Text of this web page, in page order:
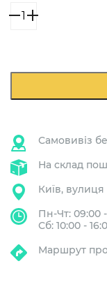
Нова
Futurmat
Самовивіз
На склад
Київ,
Пн-Чт: 09:00
Сб: 10:00 -
Маршрут